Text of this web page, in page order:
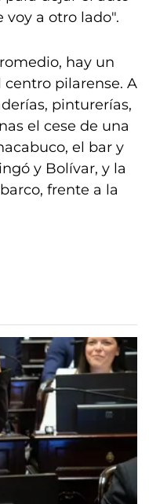
a otro lado".
hay un
centro pilarense. A
pinturerías,
el cese de una
el bar y
y Bolívar, y la
frente a la